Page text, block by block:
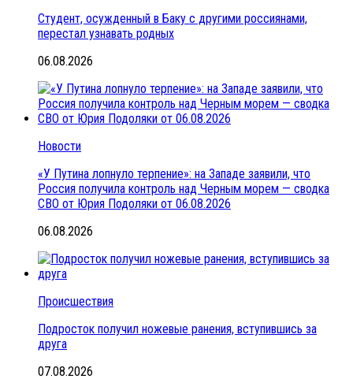
Студент, осужденный в Баку с другими россиянами,
перестал узнавать родных
06.08.2026
Новости
«У Путина лопнуло терпение»: на Западе заявили, что
Россия получила контроль над Черным морем — сводка
СВО от Юрия Подоляки от 06.08.2026
06.08.2026
Происшествия
Подросток получил ножевые ранения, вступившись за
друга
07.08.2026